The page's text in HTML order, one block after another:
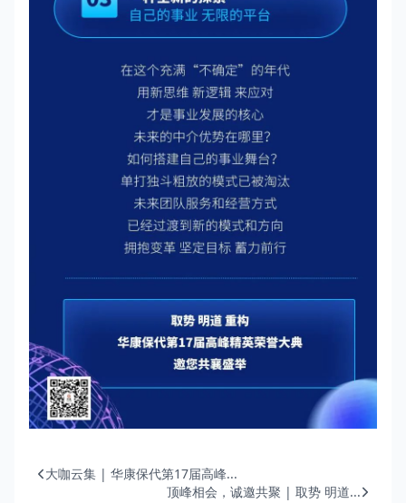
大咖云集 | 华康保代第17届高峰...
顶峰相会，诚邀共聚 | 取势 明道...